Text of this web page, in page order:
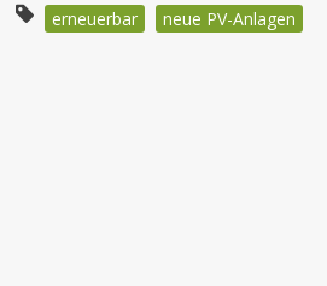
erneuerbar
neue PV-Anlagen